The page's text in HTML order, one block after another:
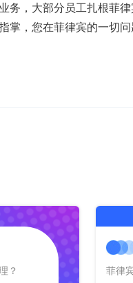
务，大部分员工扎根菲律
掌，您在菲律宾的一切
？ 菲律